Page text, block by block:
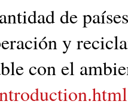
de
y
con el